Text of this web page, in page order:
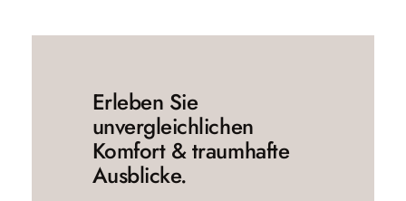
Erleben Sie
unvergleichlichen
Komfort & traumhafte
Ausblicke.